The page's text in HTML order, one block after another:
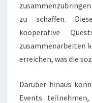
zu schaffen.
kooperative
zusammenarbeiten
erreichen, was die
Darüber hinaus
Events